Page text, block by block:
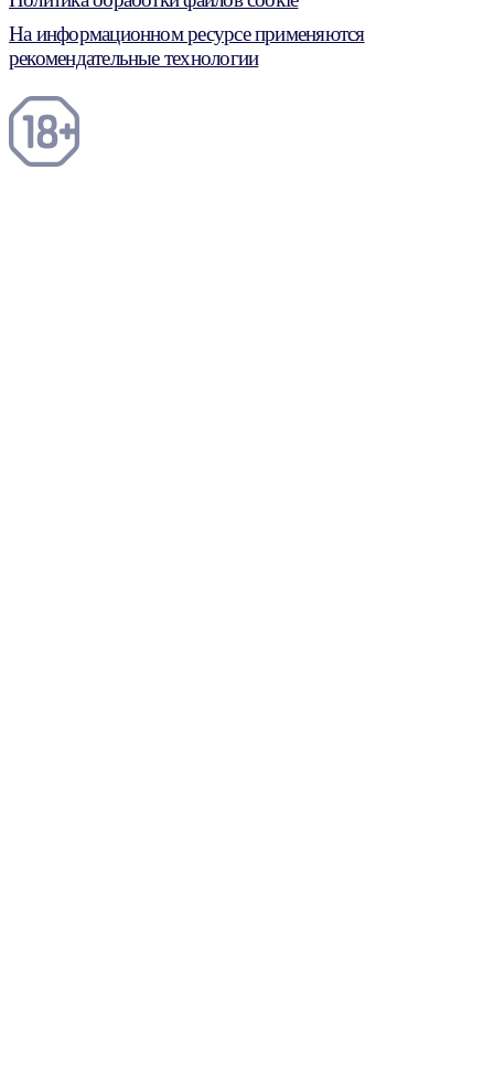
На информационном ресурсе применяются
рекомендательные технологии